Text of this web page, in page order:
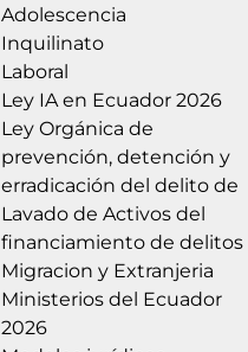
Adolescencia
Inquilinato
Laboral
Ley IA en Ecuador 2026
Ley Orgánica de
prevención, detención y
erradicación del delito de
Lavado de Activos del
financiamiento de delitos
Migracion y Extranjeria
Ministerios del Ecuador
2026